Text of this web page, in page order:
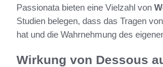
Passionata bieten eine Vielzahl von
Studien belegen, dass das Tragen
hat und die Wahrnehmung des
Wirkung von Dessous